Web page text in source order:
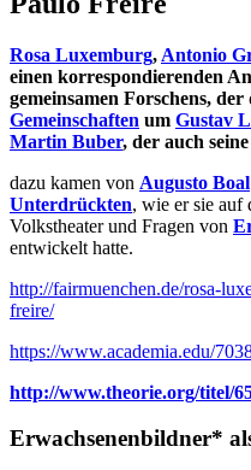
Rosa Luxemburg, Antonio
einen korrespondierenden
gemeinsamen Forschens, der
Gemeinschaften um Gustav
Martin Buber, der auch
dazu kamen von Augusto Boal
Unterdrückten, wie er sie auf
Volkstheater und Fragen von
entwickelt hatte.
http://fairmuenchen.de/rosa-
freire/
https://www.academia.edu/
http://www.theorie.org/titel/
Erwachsenenbildner*